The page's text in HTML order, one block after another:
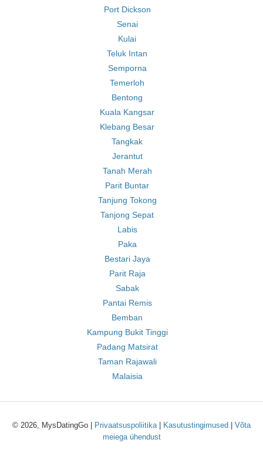
Port Dickson
Senai
Kulai
Teluk Intan
Semporna
Temerloh
Bentong
Kuala Kangsar
Klebang Besar
Tangkak
Jerantut
Tanah Merah
Parit Buntar
Tanjung Tokong
Tanjong Sepat
Labis
Paka
Bestari Jaya
Parit Raja
Sabak
Pantai Remis
Bemban
Kampung Bukit Tinggi
Padang Matsirat
Taman Rajawali
Malaisia
© 2026, MysDatingGo | Privaatsuspoliitika| Kasutustingimused
Võta
meiega ühendust